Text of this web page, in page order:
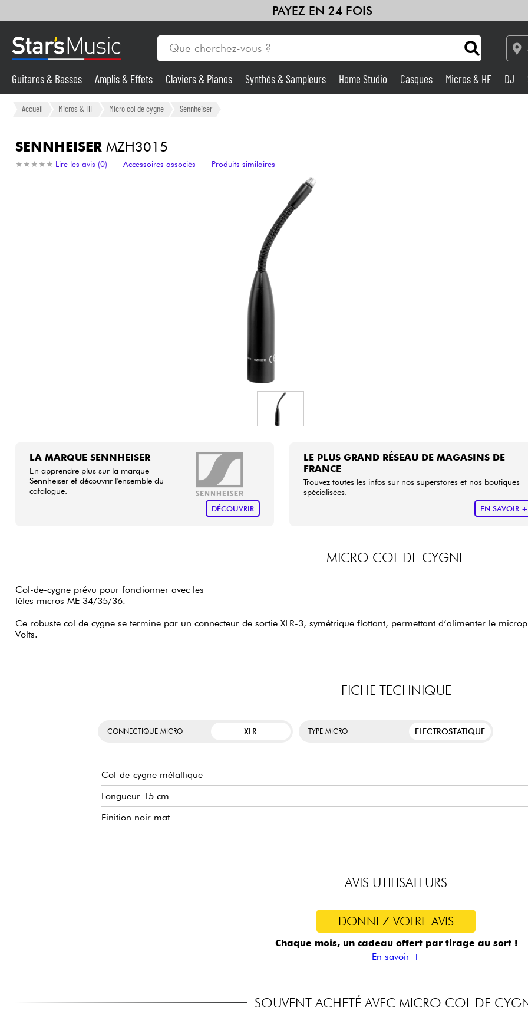
PAYEZ EN 24 FOIS
Guitares & Basses
Synthés & Sampleurs
Micros & HF
Guitares & Basses Amplis & Effets Claviers & Pianos Synthés & Sampleurs Home Studio Casques Micros & HF DJ
Accueil Micros & HF Micro col de cygne Sennheiser
SENNHEISERMZH3015
★ ★ ★ ★ ★
★ ★ ★ ★ ★ Lire les avis (0) Accessoires associés Produits similaires
LA MARQUE SENNHEISER
En apprendre plus sur la marque
Sennheiser et découvrir l'ensemble du
catalogue.
DÉCOUVRIR
LE PLUS GRAND RÉSEAU DE MAGASINS DE
FRANCE
Trouvez toutes les infos sur nos superstores et nos boutiques
spécialisées.
EN SAVOIR +
MICRO COL DE CYGNE
Col-de-cygne prévu pour fonctionner avec les
têtes micros ME 34/35/36.
Ce robuste col de cygne se termine par un connecteur de sortie XLR-3, symétrique flottant, permettant d’alimenter le
Volts.
FICHE TECHNIQUE
CONNECTIQUE MICRO XLR TYPE MICRO ELECTROSTATIQUE
Col-de-cygne métallique
Longueur 15 cm
Finition noir mat
AVIS UTILISATEURS
DONNEZ VOTRE AVIS
Chaque mois, un cadeau offert par tirage au sort !
En savoir +
SOUVENT ACHETÉ AVEC MICRO COL DE